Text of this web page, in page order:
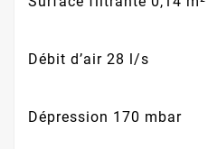
Débit d’air 28 l/s
Dépression 170 mbar